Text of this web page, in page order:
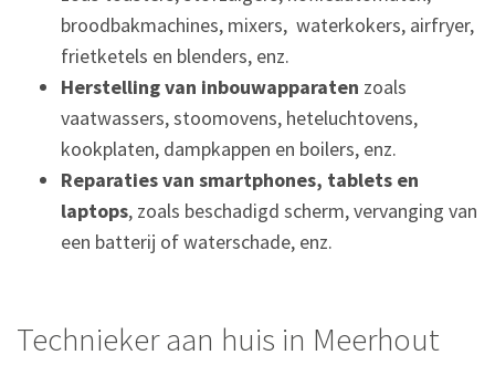
broodbakmachines, mixers, waterkokers, airfryer,
frietketels en blenders, enz.
Herstelling van inbouwapparaten zoals
vaatwassers, stoomovens, heteluchtovens,
kookplaten, dampkappen en boilers, enz.
Reparaties van smartphones, tablets en
laptops, zoals beschadigd scherm, vervanging van
een batterij of waterschade, enz.
Technieker aan huis in Meerhout